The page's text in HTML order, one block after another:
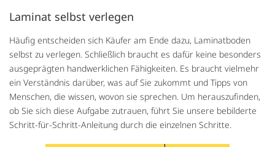
Laminat selbst verlegen
Häufig entscheiden sich Käufer am Ende dazu, Laminatboden
selbst zu verlegen. Schließlich braucht es dafür keine besonders
ausgeprägten handwerklichen Fähigkeiten. Es braucht vielmehr
ein Verständnis darüber, was auf Sie zukommt und Tipps von
Menschen, die wissen, wovon sie sprechen. Um herauszufinden,
ob Sie sich diese Aufgabe zutrauen, führt Sie unsere bebilderte
Schritt-für-Schritt-Anleitung durch die einzelnen Schritte.